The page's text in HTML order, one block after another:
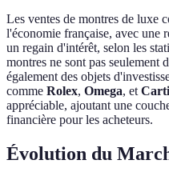
Les ventes de montres de luxe
l'économie française, avec une
un regain d'intérêt, selon les
montres ne sont pas seulement
également des objets
comme Rolex, Omega, et
appréciable, ajoutant une
financière pour les acheteurs.
Évolution du